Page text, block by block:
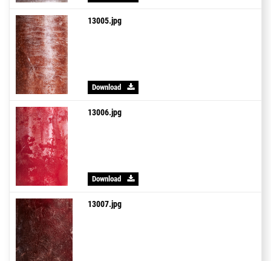
13005.jpg
Download
13006.jpg
Download
13007.jpg